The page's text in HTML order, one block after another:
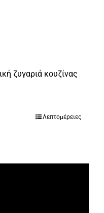
ζυγαριά κουζίνας
Λεπτομέρειες